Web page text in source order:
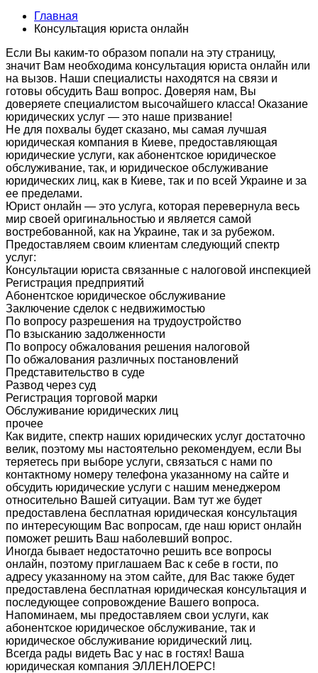
Главная
Консультация юриста онлайн
Если Вы каким-то образом попали на эту страницу,
значит Вам необходима консультация юриста онлайн или
на вызов. Наши специалисты находятся на связи и
готовы обсудить Ваш вопрос. Доверяя нам, Вы
доверяете специалистом высочайшего класса! Оказание
юридических услуг — это наше призвание!
Не для похвалы будет сказано, мы самая лучшая
юридическая компания в Киеве, предоставляющая
юридические услуги, как абонентское юридическое
обслуживание, так, и юридическое обслуживание
юридических лиц, как в Киеве, так и по всей Украине и за
ее пределами.
Юрист онлайн — это услуга, которая перевернула весь
мир своей оригинальностью и является самой
востребованной, как на Украине, так и за рубежом.
Предоставляем своим клиентам следующий спектр
услуг:
Консультации юриста связанные с налоговой инспекцией
Регистрация предприятий
Абонентское юридическое обслуживание
Заключение сделок с недвижимостью
По вопросу разрешения на трудоустройство
По взысканию задолженности
По вопросу обжалования решения налоговой
По обжалования различных постановлений
Представительство в суде
Развод через суд
Регистрация торговой марки
Обслуживание юридических лиц
прочее
Как видите, спектр наших юридических услуг достаточно
велик, поэтому мы настоятельно рекомендуем, если Вы
теряетесь при выборе услуги, связаться с нами по
контактному номеру телефона указанному на сайте и
обсудить юридические услуги с нашим менеджером
относительно Вашей ситуации. Вам тут же будет
предоставлена бесплатная юридическая консультация
по интересующим Вас вопросам, где наш юрист онлайн
поможет решить Ваш наболевший вопрос.
Иногда бывает недостаточно решить все вопросы
онлайн, поэтому приглашаем Вас к себе в гости, по
адресу указанному на этом сайте, для Вас также будет
предоставлена бесплатная юридическая консультация и
последующее сопровождение Вашего вопроса.
Напоминаем, мы предоставляем свои услуги, как
абонентское юридическое обслуживание, так и
юридическое обслуживание юридический лиц.
Всегда рады видеть Вас у нас в гостях! Ваша
юридическая компания ЭЛЛЕНЛОЕРС!